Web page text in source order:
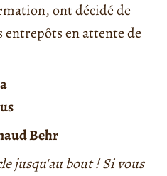
ont décidé de
en attente de
Behr
jusqu'au bout ! Si vous